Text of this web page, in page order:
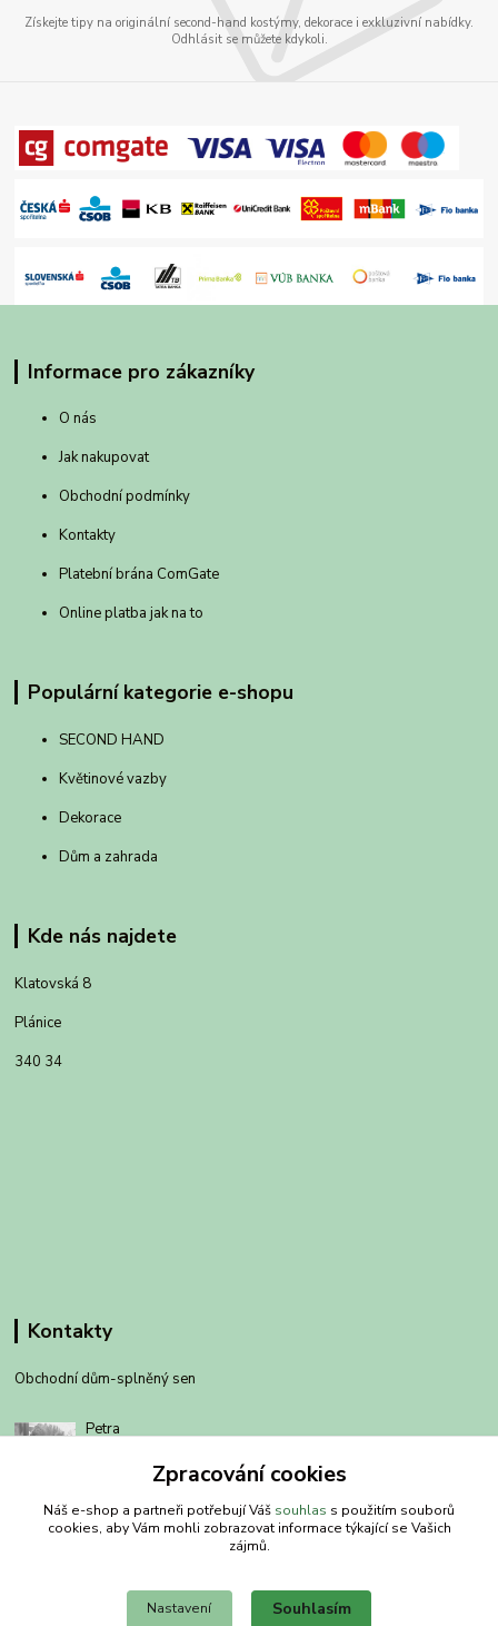
Získejte tipy na originální second-hand kostýmy, dekorace i exkluzivní nabídky.
Odhlásit se můžete kdykoli.
Informace pro zákazníky
O nás
Jak nakupovat
Obchodní podmínky
Kontakty
Platební brána ComGate
Online platba jak na to
Populární kategorie e-shopu
SECOND HAND
Květinové vazby
Dekorace
Dům a zahrada
Kde nás najdete
Klatovská 8
Plánice
340 34
Kontakty
Obchodní dům-splněný sen
Petra
út-pá 8-14 hod
info@splneny-sen.cz
Zpracování cookies
Náš e-shop a partneři potřebují Váš souhlas s použitím souborů
cookies, aby Vám mohli zobrazovat informace týkající se Vašich
zájmů.
Nastavení Souhlasím